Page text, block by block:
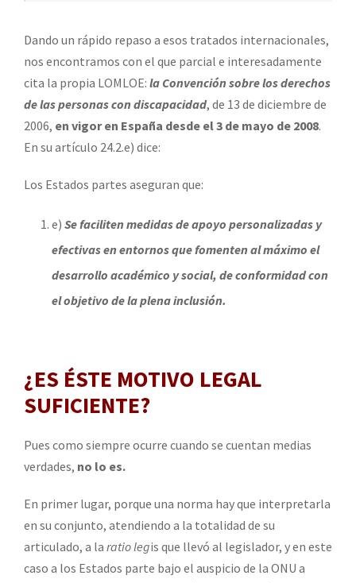
Dando un rápido repaso a esos tratados internacionales,
nos encontramos con el que parcial e interesadamente
cita la propia LOMLOE: la Convención sobre los derechos
de las personas con discapacidad, de 13 de diciembre de
2006, en vigor en España desde el 3 de mayo de 2008.
En su artículo 24.2.e) dice:
Los Estados partes aseguran que:
e) Se faciliten medidas de apoyo personalizadas y
efectivas en entornos que fomenten al máximo el
desarrollo académico y social, de conformidad con
el objetivo de la plena inclusión.
¿ES ÉSTE MOTIVO LEGAL
SUFICIENTE?
Pues como siempre ocurre cuando se cuentan medias
verdades, no lo es.
En primer lugar, porque una norma hay que interpretarla
en su conjunto, atendiendo a la totalidad de su
articulado, a la ratio legis que llevó al legislador, y en este
caso a los Estados parte bajo el auspicio de la ONU a